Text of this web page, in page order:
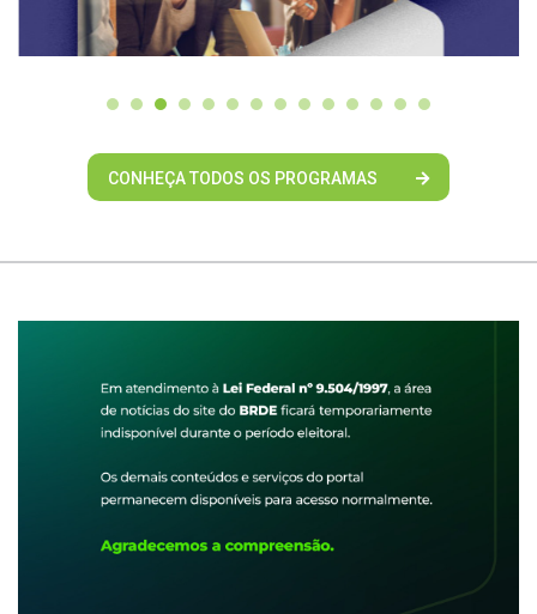
CONHEÇA TODOS OS PROGRAMAS